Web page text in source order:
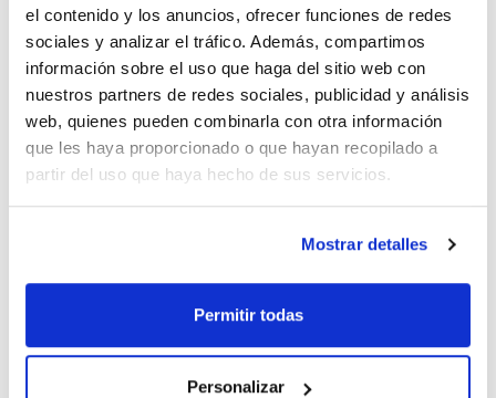
el contenido y los anuncios, ofrecer funciones de redes
sociales y analizar el tráfico. Además, compartimos
información sobre el uso que haga del sitio web con
nuestros partners de redes sociales, publicidad y análisis
web, quienes pueden combinarla con otra información
que les haya proporcionado o que hayan recopilado a
partir del uso que haya hecho de sus servicios.
Mostrar detalles
Permitir todas
Personalizar
Diámetro interno (mm) : 0,10
Espesor film (µm) : 0,10
Longitud (m) : 5
Pack (u.) : 1
Composición: 5% Fenilo, 1% Vinilo, 94% Metil polisiloxano
para alta temperatura
- Baja polaridad
- Estable hasta 400 ºC
Ver más
Documentación técnica
Regístrate para
SDS/ Hoja de seguridad
descargas